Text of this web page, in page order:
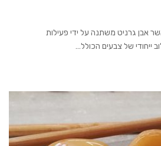
אבן גרניט משתנה על ידי פעילות
ייחודי של צבעים הכולל…